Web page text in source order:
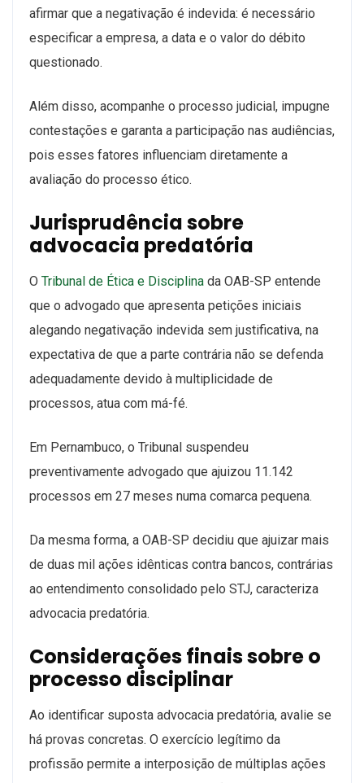
afirmar que a negativação é indevida: é necessário
especificar a empresa, a data e o valor do débito
questionado.
Além disso, acompanhe o processo judicial, impugne
contestações e garanta a participação nas audiências,
pois esses fatores influenciam diretamente a
avaliação do processo ético.
Jurisprudência sobre
advocacia predatória
O Tribunal de Ética e Disciplina da OAB-SP entende
que o advogado que apresenta petições iniciais
alegando negativação indevida sem justificativa, na
expectativa de que a parte contrária não se defenda
adequadamente devido à multiplicidade de
processos, atua com má-fé.
Em Pernambuco, o Tribunal suspendeu
preventivamente advogado que ajuizou 11.142
processos em 27 meses numa comarca pequena.
Da mesma forma, a OAB-SP decidiu que ajuizar mais
de duas mil ações idênticas contra bancos, contrárias
ao entendimento consolidado pelo STJ, caracteriza
advocacia predatória.
Considerações finais sobre o
processo disciplinar
Ao identificar suposta advocacia predatória, avalie se
há provas concretas. O exercício legítimo da
profissão permite a interposição de múltiplas ações